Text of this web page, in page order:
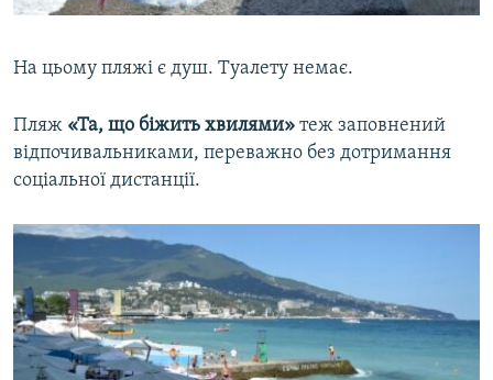
На цьому пляжі є душ. Туалету немає.
Пляж «Та, що біжить хвилями» теж заповнений
відпочивальниками, переважно без дотримання
соціальної дистанції.